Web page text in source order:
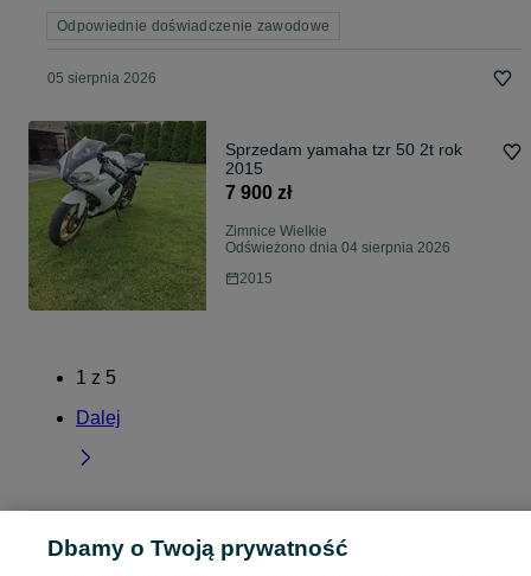
Odpowiednie doświadczenie zawodowe
05 sierpnia 2026
Sprzedam yamaha tzr 50 2t rok
2015
7 900 zł
Zimnice Wielkie
Odświeżono dnia 04 sierpnia 2026
2015
1 z 5
Dalej
Strona główna Opolskie Zimnice Wielkie
Dbamy o Twoją prywatność